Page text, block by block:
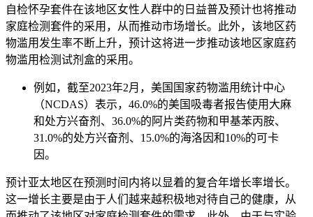
自检怀孕套件在该地区女性人群中的日益普及预计也将推动
家庭检测套件的采用，从而推动市场增长。此外，该地区药
物滥用发生率不断上升，预计这将进一步推动该地区家庭药
物滥用检测试剂盒的采用。
例如，截至2023年2月，美国国家药物滥用统计中心
（NCDAS）表示，46.0%的美国吸毒者报告使用大麻
和处方兴奋剂、36.0%的阿片类药物和甲基苯丙胺、
31.0%的处方兴奋剂、15.0%的海洛因和10%的可卡
因。
预计亚太地区在预测时间内将以显着的复合年增长率增长。
这一增长主要是由于人们越来越积极地对待自己的健康，从